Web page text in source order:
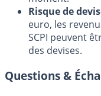
Risque de
euro, les
SCPI peuvent
des devises.
Questions &